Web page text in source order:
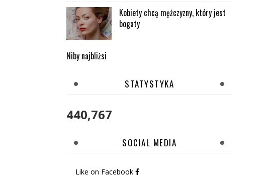
Kobiety chcą mężczyzny, który jest
bogaty
Niby najbliżsi
STATYSTYKA
440,767
SOCIAL MEDIA
Like on Facebook